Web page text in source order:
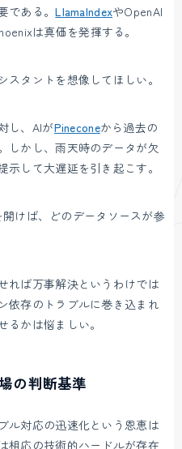
である。LlamaIndexやOpenAI
は真価を発揮する。
タントを想像してほしい。
し、AIがPineconeから過去の
しかし、雨天時のデータが欠
して大遅延を引き起こす。
けば、どのデータソースが参
れば万事解決というわけでは
依存のトラブルに巻き込まれ
るかは悩ましい。
の判断基準
ル対応の迅速化という恩恵は
相応の技術的ハードルが存在